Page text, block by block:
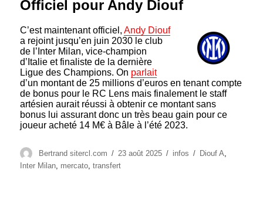
Officiel pour Andy Diouf
C’est maintenant officiel,Andy Diouf
a rejoint jusqu’en juin 2030 le club
de l’Inter Milan, vice-champion
d’Italie et finaliste de la dernière
Ligue des Champions. On parlait
d’un montant de 25 millions d’euros en tenant compte
de bonus pour le RC Lens mais finalement le staff
artésien aurait réussi à obtenir ce montant sans
bonus lui assurant donc un très beau gain pour ce
joueur acheté 14 M€ à Bâle à l’été 2023.
Auteur
Bertrand sitercl.com
Publié
le
23 août 2025 Catégories
infos Étiquettes
Diouf A,
Inter Milan, mercato,transfert